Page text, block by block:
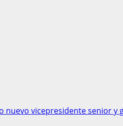
vicepresidente senior